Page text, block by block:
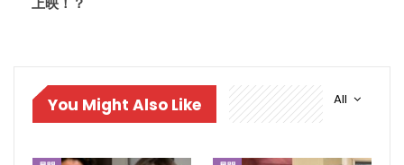
All
You Might Also Like